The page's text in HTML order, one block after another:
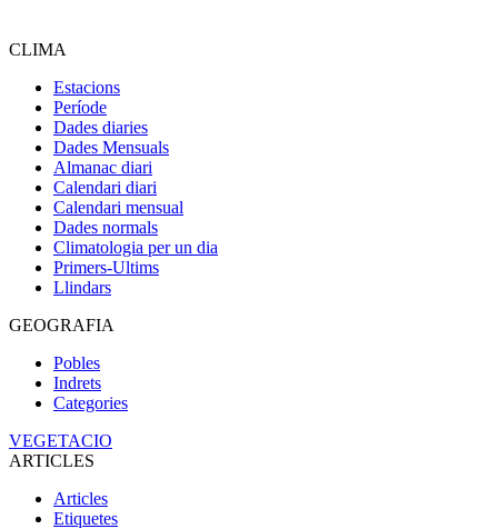
CLIMA
Estacions
Període
Dades diaries
Dades Mensuals
Almanac diari
Calendari diari
Calendari mensual
Dades normals
Climatologia per un dia
Primers-Ultims
Llindars
GEOGRAFIA
Pobles
Indrets
Categories
VEGETACIO
ARTICLES
Articles
Etiquetes